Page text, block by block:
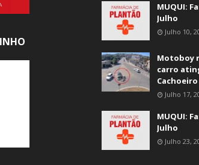
MUQUI:
Julho
Julho 10,
Motoboy
carro
Cachoeiro
Julho 17,
MUQUI:
Julho
Julho 23,